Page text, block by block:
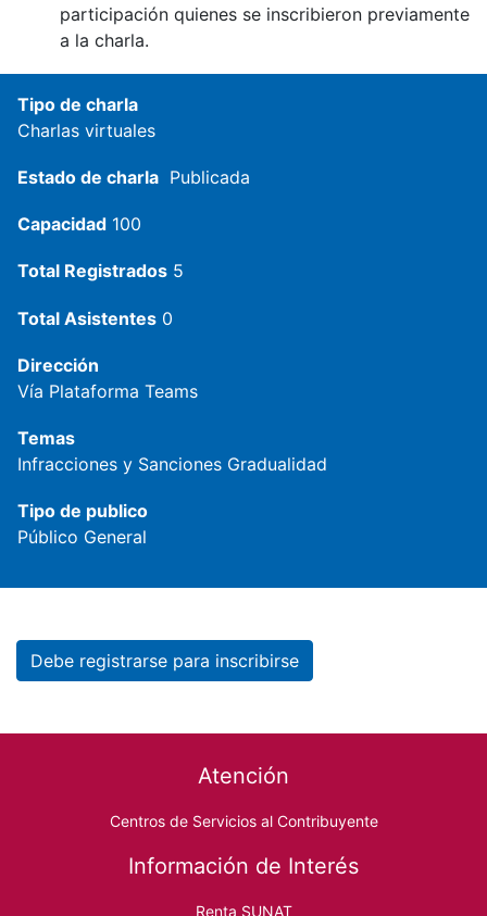
participación quienes se inscribieron previamente
a la charla.
Tipo de charla
Charlas virtuales
Estado de charla Publicada
Capacidad 100
Total Registrados 5
Total Asistentes 0
Dirección
Vía Plataforma Teams
Temas
Infracciones y Sanciones Gradualidad
Tipo de publico
Público General
Debe registrarse para inscribirse
Atención
Centros de Servicios al Contribuyente
Información de Interés
Renta SUNAT